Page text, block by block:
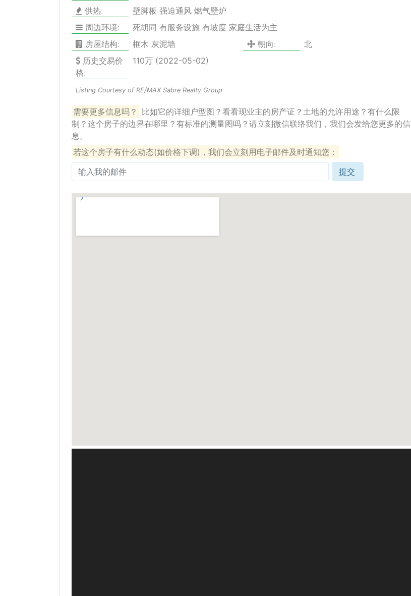
供热:
壁脚板 强迫通风 燃气壁炉
周边环境:
死胡同 有服务设施 有坡度 家庭生活为主
房屋结构:
框木 灰泥墙 朝向:
北
历史交易价
格:
110万 (2022-05-02)
Listing Courtesy of RE/MAX Sabre Realty Group
需要更多信息吗？
比如它的详细户型图？看看现业主的房产证？土地的允许用途？有什么限
制？这个房子的边界在哪里？有标准的测量图吗？请立刻微信联络我们，我们会发给您更多的信
息。
若这个房子有什么动态(如价格下调)，我们会立刻用电子邮件及时通知您：
提交